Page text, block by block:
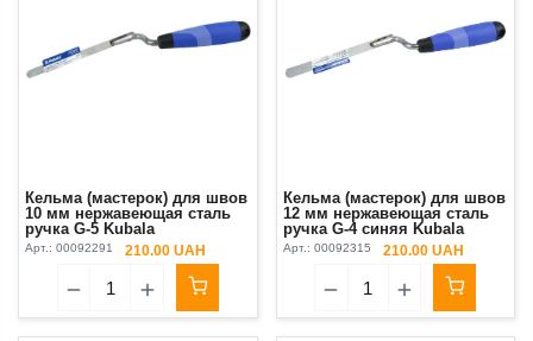
Кельма (мастерок) для швов
10 мм нержавеющая сталь
ручка G-5 Kubala
Арт.: 00092291 210.00 UAH
Кельма (мастерок) для швов
12 мм нержавеющая сталь
ручка G-4 синяя Kubala
(1113)
Арт.: 00092315 210.00 UAH